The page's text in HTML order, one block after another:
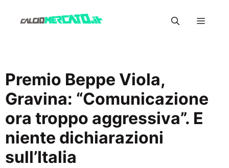
Menu
Premio Beppe Viola,
Gravina: “Comunicazione
ora troppo aggressiva”. E
niente dichiarazioni
sull’Italia